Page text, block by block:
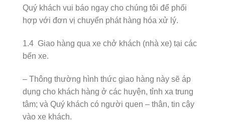
Quý khách vui báo ngay cho chúng tôi để phối
hợp với đơn vị chuyển phát hàng hóa xử lý.
1.4 Giao hàng qua xe chở khách (nhà xe) tại các
bến xe.
– Thông thường hình thức giao hàng này sẽ áp
dụng cho khách hàng ở các huyện, tỉnh xa trung
tâm; và Quý khách có người quen – thân, tin cậy
vào xe khách.